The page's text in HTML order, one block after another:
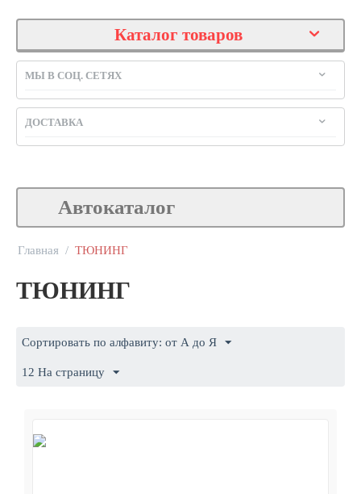
Каталог товаров
МЫ В СОЦ. СЕТЯХ
ДОСТАВКА
Автокаталог
Главная / ТЮНИНГ
ТЮНИНГ
Сортировать по алфавиту: от А до Я
12 На страницу